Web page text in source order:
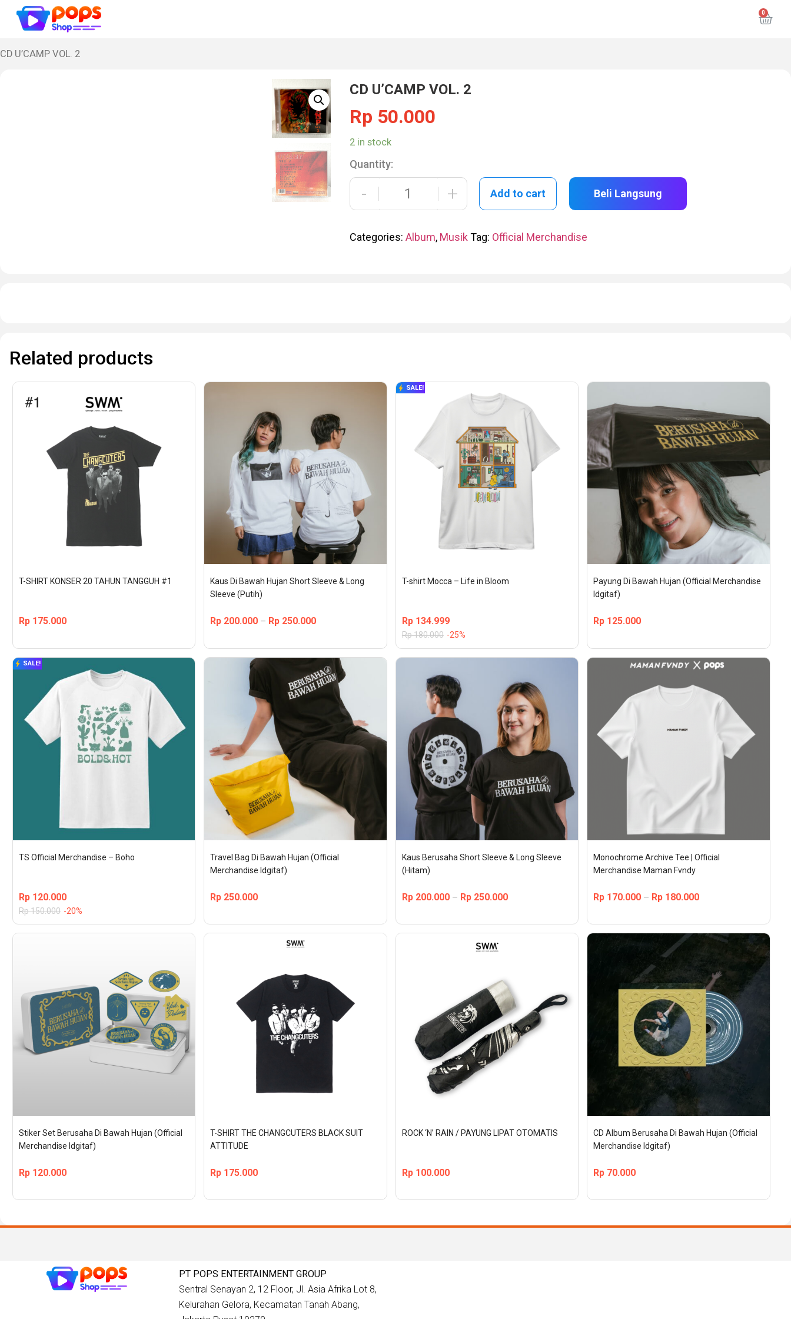
CD U’CAMP VOL. 2
CD U’CAMP VOL. 2
Rp 50.000
2 in stock
Quantity:
- + Add to cart Beli Langsung
Categories: Album, Musik Tag: Official Merchandise
Related products
T-SHIRT KONSER 20 TAHUN TANGGUH #1
Rp 175.000
Kaus Di Bawah Hujan Short Sleeve & Long
Sleeve (Putih)
Rp 200.000 – Rp 250.000
SALE!
T-shirt Mocca – Life in Bloom
Rp134.999
Rp180.000 -25%
Payung Di Bawah Hujan (Official Merchandise
Idgitaf)
Rp 125.000
SALE!
TS Official Merchandise – Boho
Rp 120.000
Rp150.000 -20%
Travel Bag Di Bawah Hujan (Official
Merchandise Idgitaf)
Rp 250.000
Kaus Berusaha Short Sleeve & Long Sleeve
(Hitam)
Rp200.000– Rp250.000
Monochrome Archive Tee | Official
Merchandise Maman Fvndy
Rp 170.000 – Rp 180.000
Stiker Set Berusaha Di Bawah Hujan (Official
Merchandise Idgitaf)
Rp 120.000
T-SHIRT THE CHANGCUTERS BLACK SUIT
ATTITUDE
Rp 175.000
ROCK ‘N’ RAIN / PAYUNG LIPAT OTOMATIS
Rp100.000
CD Album Berusaha Di Bawah Hujan (Official
Merchandise Idgitaf)
Rp 70.000
PT POPS ENTERTAINMENT GROUP
Sentral Senayan 2, 12 Floor, Jl. Asia Afrika Lot 8,
Kelurahan Gelora, Kecamatan Tanah Abang,